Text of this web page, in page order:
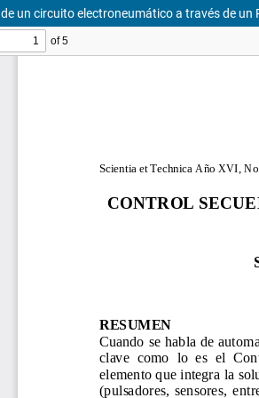
un circuito electroneumático a través de un